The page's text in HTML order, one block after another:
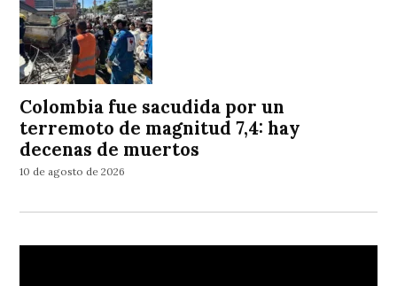
Colombia fue sacudida por un
terremoto de magnitud 7,4: hay
decenas de muertos
10 de agosto de 2026